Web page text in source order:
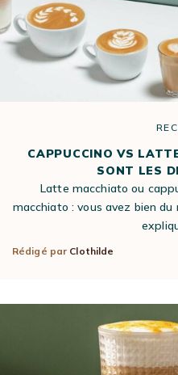
CAPPUCCINO VS
SONT LES
Latte macchiato ou
macchiato : vous avez bien du
Rédigé par Clothilde